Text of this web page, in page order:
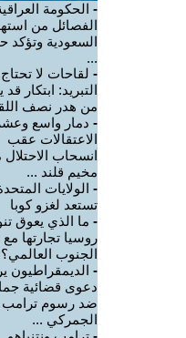
- الحكومة
الفصائل من
السعودية
...
- لقاحات لا
التبريد: ابتكار قد
من هدر نصف
- دمار واسع
الاعتقالات عقب
انسحاب
مخيم قلند ...
- الولايات
تستعد لغزو كوبا
- ما الذي يعوق
روسيا تجارتها
الجنوب العالمي؟
- الديمقراطيون
دعوى قضائية
ضد رسوم ترامب
الجمركي ...